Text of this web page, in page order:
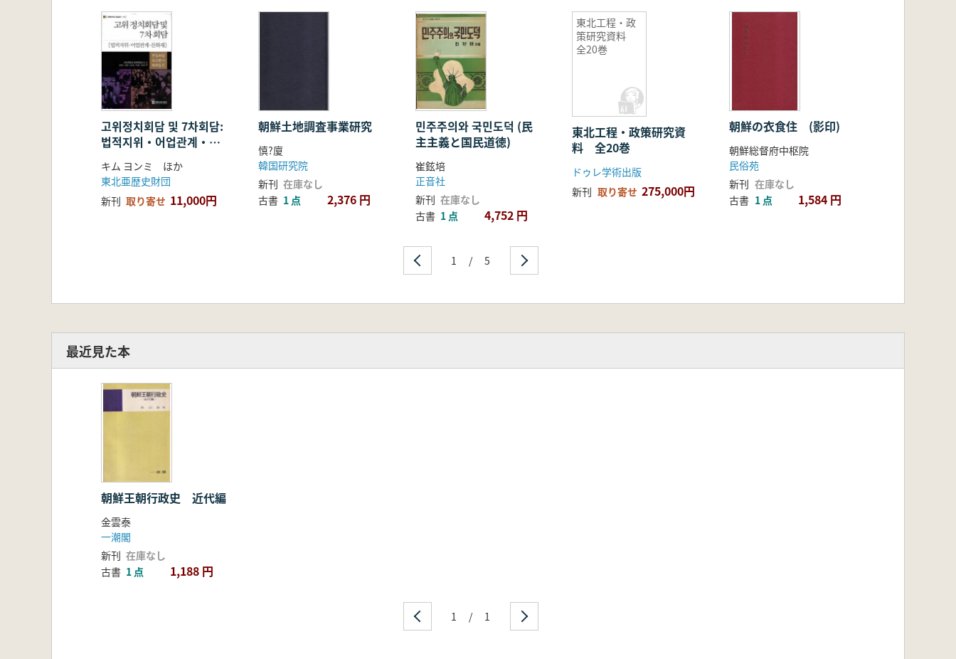
고위정치회담 및 7차회담:
법적지위・어업관계・문
び7次会談:法的地位・漁
業関係・文化財)
キム ヨンミ ほか
東北亜歴史財団
新刊 取り寄せ 11,000円
朝鮮土地調査事業研究
慎?廈
韓国研究院
新刊 在庫なし
古書 1 点 2,376 円
민주주의와 국민도덕 (民
主主義と国民道徳)
崔鉉培
正音社
新刊 在庫なし
古書 1 点 4,752 円
東北工程・政
策研究資料
全20巻
東北工程・政策研究資
料 全20巻
ドゥレ学術出版
新刊 取り寄せ 275,000円
朝鮮の衣食住 (影印)
朝鮮総督府中枢院
民俗苑
新刊 在庫なし
古書 1 点 1,584 円
1 / 5
最近見た本
朝鮮王朝行政史 近代編
金雲泰
一潮閣
新刊 在庫なし
古書 1 点 1,188 円
1 / 1